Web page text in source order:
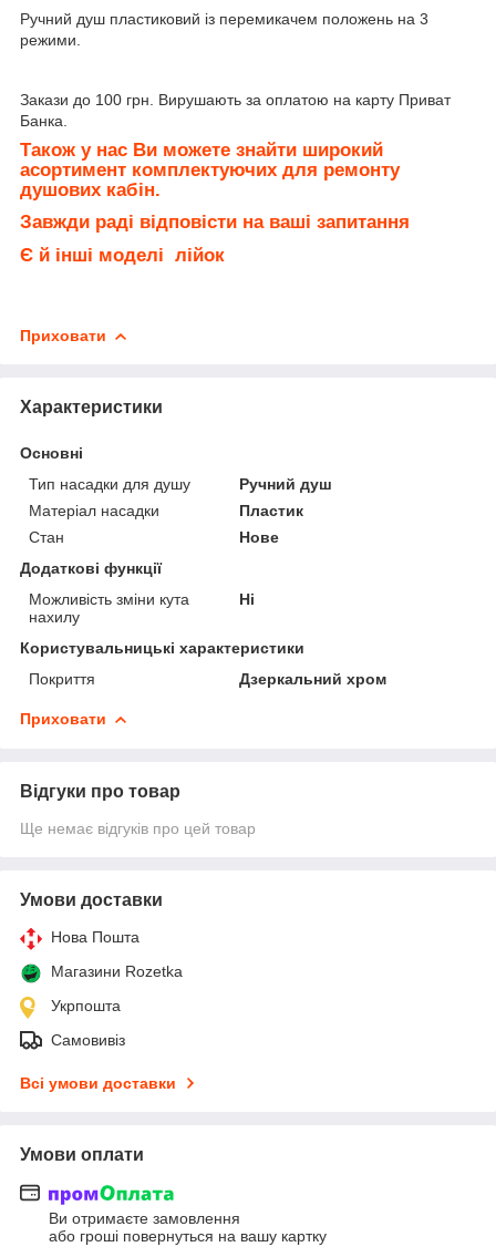
Ручний душ пластиковий із перемикачем положень на 3
режими.
Закази до 100 грн. Вирушають за оплатою на карту Приват
Банка.
Також у нас Ви можете знайти широкий
асортимент комплектуючих для ремонту
душових кабін.
Завжди раді відповісти на ваші запитання
Є й інші моделі лійок
Приховати
Характеристики
Основні
Тип насадки для душу
Ручний душ
Матеріал насадки
Пластик
Стан
Нове
Додаткові функції
Можливість зміни кута
нахилу
Ні
Користувальницькі характеристики
Покриття
Дзеркальний хром
Приховати
Відгуки про товар
Ще немає відгуків про цей товар
Умови доставки
Нова Пошта
Магазини Rozetka
Укрпошта
Самовивіз
Всі умови доставки
Умови оплати
Ви отримаєте замовлення
або гроші повернуться на вашу картку